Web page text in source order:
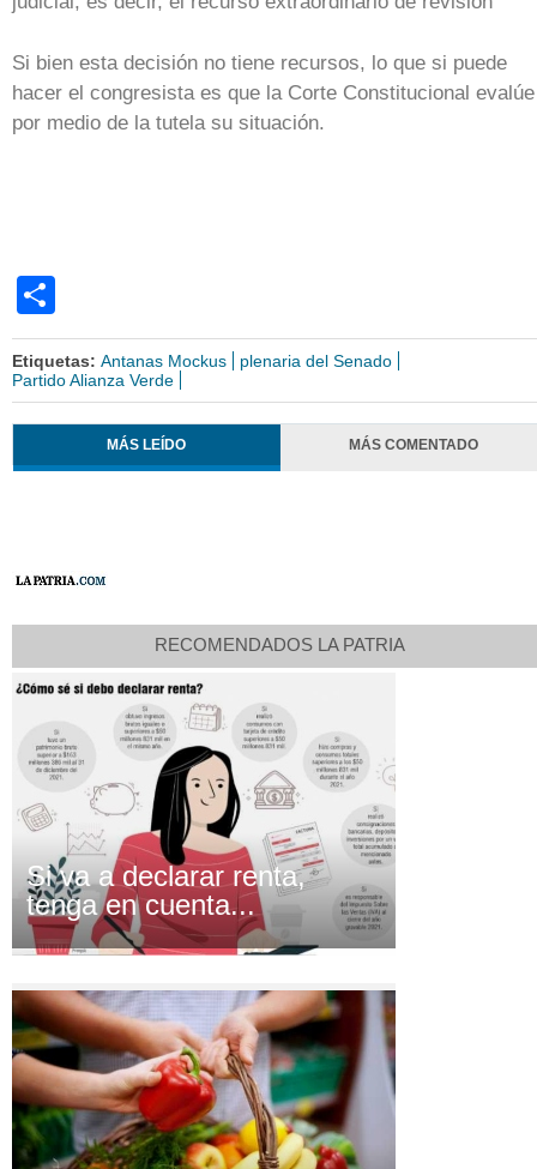
Si bien esta decisión no tiene recursos, lo que si puede
hacer el congresista es que la Corte Constitucional evalúe
por medio de la tutela su situación.
Etiquetas: Antanas Mockus
plenaria del Senado
Partido Alianza Verde
MÁS LEÍDO MÁS COMENTADO
RECOMENDADOS LA PATRIA
Si va a declarar renta,
tenga en cuenta...